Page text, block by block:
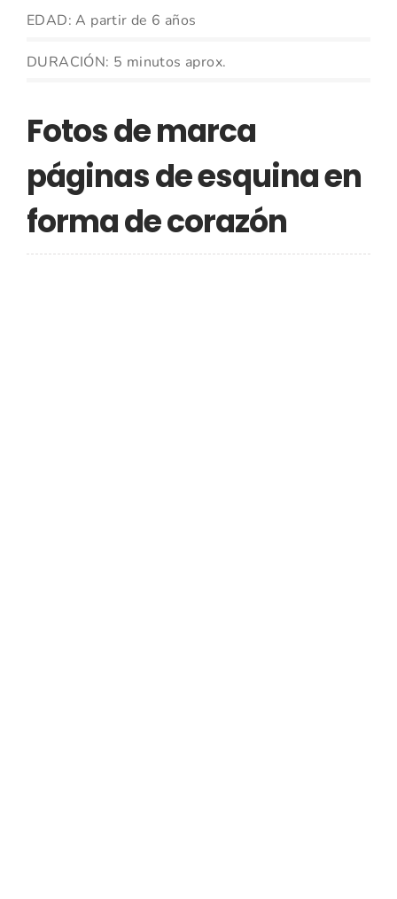
EDAD: A partir de 6 años
DURACIÓN: 5 minutos aprox.
Fotos de marca
páginas de esquina en
forma de corazón